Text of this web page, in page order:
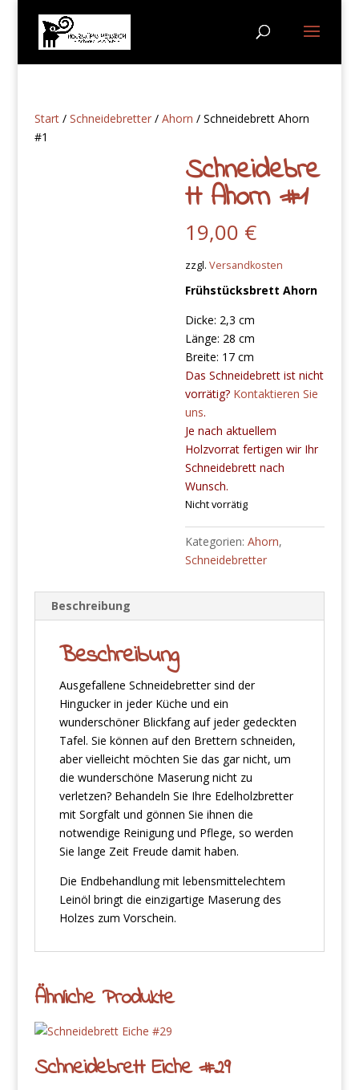
Start/ Schneidebretter/ Ahorn / Schneidebrett Ahorn
#1
Schneidebre
tt Ahorn #1
19,00 €
zzgl.Versandkosten
Frühstücksbrett Ahorn
Dicke: 2,3 cm
Länge: 28 cm
Breite: 17 cm
Das Schneidebrett ist nicht
vorrätig? Kontaktieren Sie
uns.
Je nach aktuellem
Holzvorrat fertigen wir Ihr
Schneidebrett nach
Wunsch.
Nicht vorrätig
Kategorien:Ahorn,
Schneidebretter
Beschreibung
Beschreibung
Ausgefallene Schneidebretter sind der
Hingucker in jeder Küche und ein
wunderschöner Blickfang auf jeder gedeckten
Tafel. Sie können auf den Brettern schneiden,
aber vielleicht möchten Sie das gar nicht, um
die wunderschöne Maserung nicht zu
verletzen? Behandeln Sie Ihre Edelholzbretter
mit Sorgfalt und gönnen Sie ihnen die
notwendige Reinigung und Pflege, so werden
Sie lange Zeit Freude damit haben.
Die Endbehandlung mit lebensmittelechtem
Leinöl bringt die einzigartige Maserung des
Holzes zum Vorschein.
Ähnliche Produkte
Schneidebrett Eiche #29